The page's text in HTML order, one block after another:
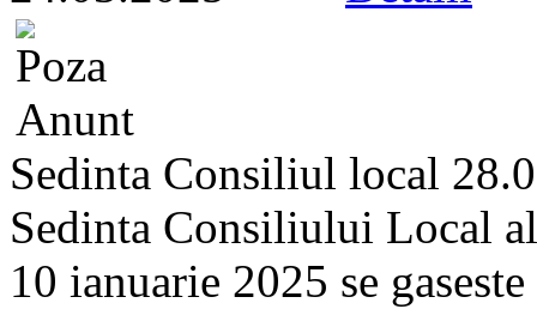
Sedinta Consiliul local
Sedinta Consiliului Local
10 ianuarie 2025 se